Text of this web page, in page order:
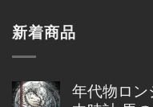
新着商品
年代物ロ